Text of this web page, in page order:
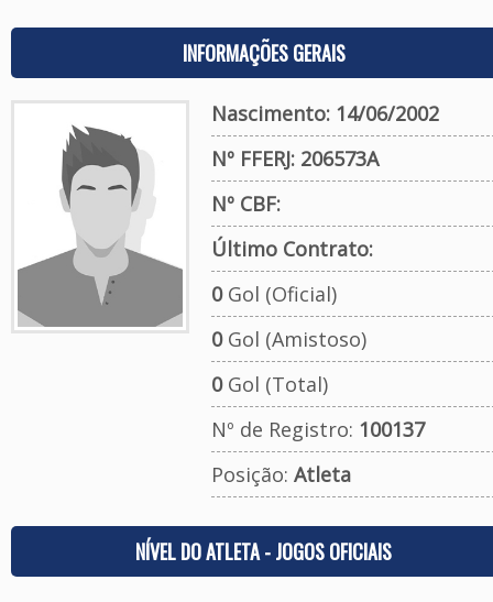
INFORMAÇÕES GERAIS
Nascimento: 14/06/2002
Nº FFERJ: 206573A
Nº CBF:
Último Contrato:
0Gol (Oficial)
0Gol (Amistoso)
0Gol (Total)
Nº de Registro: 100137
Posição: Atleta
NÍVEL DO ATLETA - JOGOS OFICIAIS